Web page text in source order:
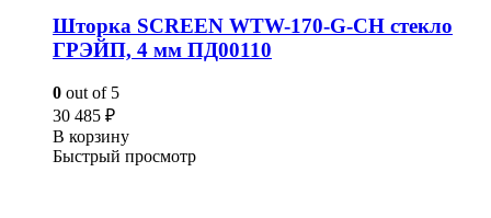
Шторка SCREEN WTW-170-G-CH стекло
ГРЭЙП, 4 мм ПД00110
0 out of 5
30 485 ₽
В корзину
Быстрый просмотр